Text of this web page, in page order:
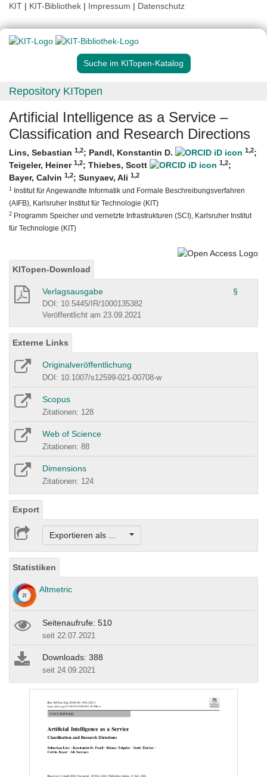
KIT | KIT-Bibliothek | Impressum | Datenschutz
Suche im KITopen-Katalog
Repository KITopen
Artificial Intelligence as a Service –
Classification and Research Directions
Lins, Sebastian 1,2; Pandl, Konstantin D. 1,2;
Teigeler, Heiner 1,2; Thiebes, Scott 1,2;
Bayer, Calvin 1,2; Sunyaev, Ali 1,2
1 Institut für Angewandte Informatik und Formale Beschreibungsverfahren
(AIFB), Karlsruher Institut für Technologie (KIT)
2 Programm Speicher und vernetzte Infrastrukturen (SCI), Karlsruher Institut
für Technologie (KIT)
KITopen-Download
Verlagsausgabe §
DOI: 10.5445/IR/1000135382
Veröffentlicht am 23.09.2021
Externe Links
Originalveröffentlichung
DOI: 10.1007/s12599-021-00708-w
Scopus
Zitationen: 128
Web of Science
Zitationen: 88
Dimensions
Zitationen: 124
Export
Exportieren als ...
Statistiken
Altmetric
Seitenaufrufe: 510
seit 22.07.2021
Downloads: 388
seit 24.09.2021